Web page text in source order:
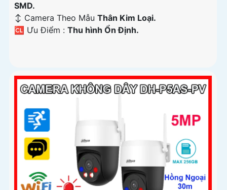
SMD.
↕️ Camera Theo Mẫu Thân Kim Loại.
️🆑 Ưu Điểm : Thu hình Ổn Định.